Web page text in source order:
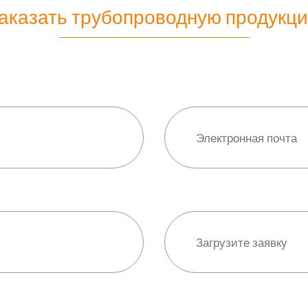
трубопроводную